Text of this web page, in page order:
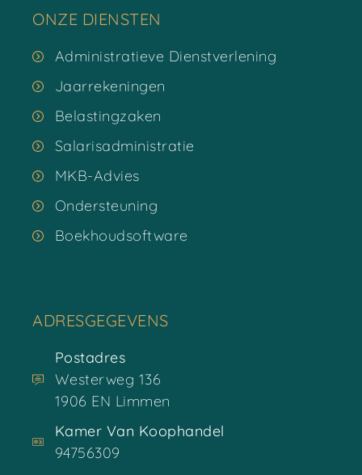
ONZE DIENSTEN
Administratieve Dienstverlening
Jaarrekeningen
Belastingzaken
Salarisadministratie
MKB-Advies
Ondersteuning
Boekhoudsoftware
ADRESGEGEVENS
Postadres
Westerweg 136
1906 EN Limmen
Kamer Van Koophandel
94756309